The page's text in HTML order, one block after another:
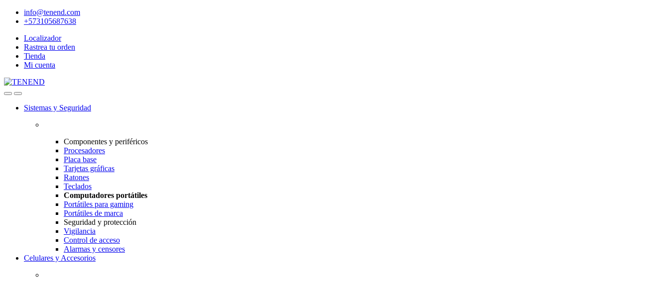
info@tenend.com
+573105687638
Localizador
Rastrea tu orden
Tienda
Mi cuenta
Sistemas y Seguridad
Componentes y periféricos
Procesadores
Placa base
Tarjetas gráficas
Ratones
Teclados
Computadores portátiles
Portátiles para gaming
Portátiles de marca
Seguridad y protección
Vigilancia
Control de acceso
Alarmas y censores
Celulares y Accesorios